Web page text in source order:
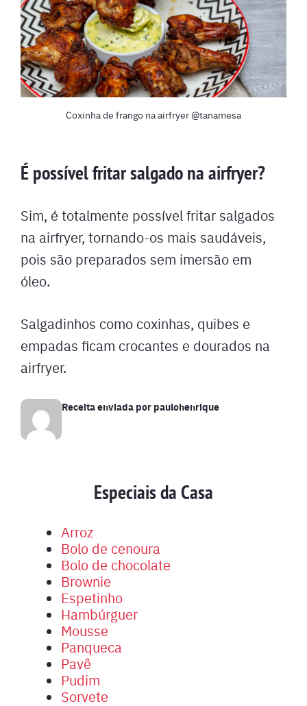
Coxinha de frango na airfryer @tanamesa
É possível fritar salgado na airfryer?
Sim, é totalmente possível fritar salgados
na airfryer, tornando-os mais saudáveis,
pois são preparados sem imersão em
óleo.
Salgadinhos como coxinhas, quibes e
empadas ficam crocantes e dourados na
airfryer.
Receita enviada por paulohenrique
Especiais da Casa
Arroz
Bolo de cenoura
Bolo de chocolate
Brownie
Espetinho
Hambúrguer
Mousse
Panqueca
Pavê
Pudim
Sorvete